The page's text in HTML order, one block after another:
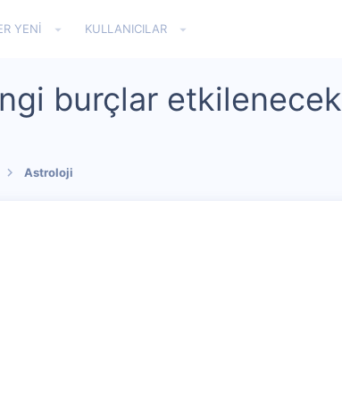
YENI KULLANICILAR
burçlar etkilenecek
Astroloji